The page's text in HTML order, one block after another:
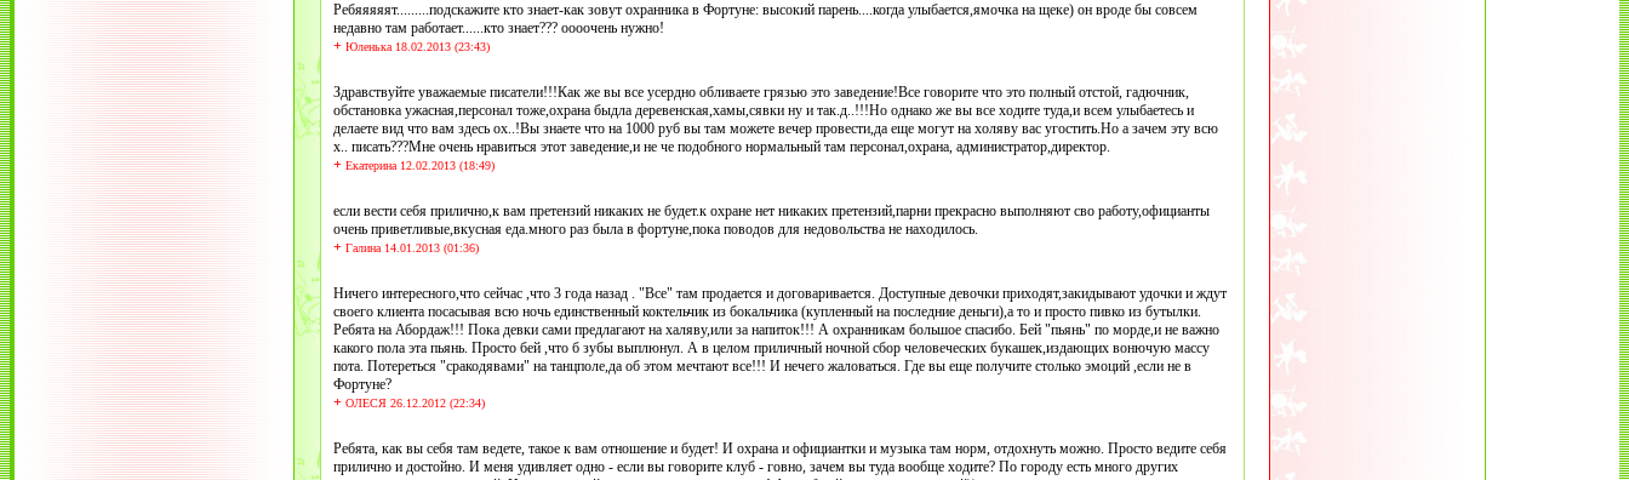
Ребяяяяят.........подскажите кто знает-как зовут охранника в Фортуне: высокий парень....когда улыбается,ямочка на щеке) он вроде бы совсем
недавно там работает......кто знает??? оооочень нужно!
+Юленька 18.02.2013 (23:43)
Здравствуйте уважаемые писатели!!!Как же вы все усердно обливаете грязью это заведение!Все говорите что это полный отстой, гадючник,
обстановка ужасная,персонал тоже,охрана быдла деревенская,хамы,сявки ну и так.д..!!!Но однако же вы все ходите туда,и всем улыбаетесь и
делаете вид что вам здесь ох..!Вы знаете что на 1000 руб вы там можете вечер провести,да еще могут на холяву вас угостить.Но а зачем эту всю
х.. писать???Мне очень нравиться этот заведение,и не че подобного нормальный там персонал,охрана, администратор,директор.
+Екатерина 12.02.2013 (18:49)
если вести себя прилично,к вам претензий никаких не будет.к охране нет никаких претензий,парни прекрасно выполняют сво работу,официанты
очень приветливые,вкусная еда.много раз была в фортуне,пока поводов для недовольства не находилось.
+Галина 14.01.2013 (01:36)
Ничего интересного,что сейчас ,что 3 года назад . "Все" там продается и договаривается. Доступные девочки приходят,закидывают удочки и ждут
своего клиента посасывая всю ночь единственный коктельчик из бокальчика (купленный на последние деньги),а то и просто пивко из бутылки.
Ребята на Абордаж!!! Пока девки сами предлагают на халяву,или за напиток!!! А охранникам большое спасибо. Бей "пьянь" по морде,и не важно
какого пола эта пьянь. Просто бей ,что б зубы выплюнул. А в целом приличный ночной сбор человеческих букашек,издающих вонючую массу
пота. Потереться "сракодявами" на танцполе,да об этом мечтают все!!! И нечего жаловаться. Где вы еще получите столько эмоций ,если не в
Фортуне?
+ОЛЕСЯ 26.12.2012 (22:34)
Ребята, как вы себя там ведете, такое к вам отношение и будет! И охрана и официантки и музыка там норм, отдохнуть можно. Просто ведите себя
прилично и достойно. И меня удивляет одно - если вы говорите клуб - говно, зачем вы туда вообще ходите? По городу есть много других